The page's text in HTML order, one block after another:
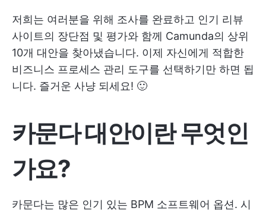
저희는 여러분을 위해 조사를 완료하고 인기 리뷰
사이트의 장단점 및 평가와 함께 Camunda의 상위
10개 대안을 찾아냈습니다. 이제 자신에게 적합한
비즈니스 프로세스 관리 도구를 선택하기만 하면 됩
니다. 즐거운 사냥 되세요! 🙂
카문다 대안이란 무엇인
가요?
카문다는 많은 인기 있는 BPM 소프트웨어 옵션. 시